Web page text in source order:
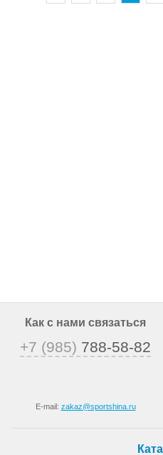
Как с нами связаться
+7 (985) 788-58-82
E-mail: zakaz@sportshina.ru